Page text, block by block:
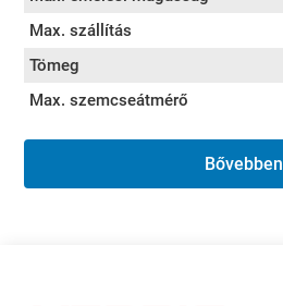
Max. szállítás
Tömeg
Max. szemcseátmérő
Bővebben